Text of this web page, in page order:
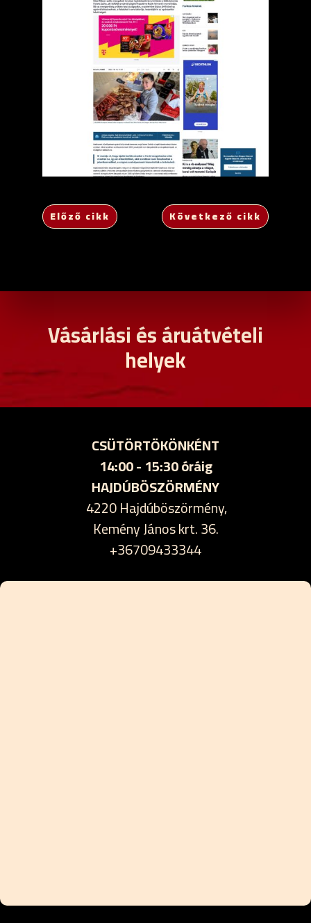
Előző cikk Következő cikk
Vásárlási és áruátvételi
helyek
CSÜTÖRTÖKÖNKÉNT
14:00 - 15:30 óráig
HAJDÚBÖSZÖRMÉNY
4220 Hajdúböszörmény,
Kemény János krt. 36.
+36709433344